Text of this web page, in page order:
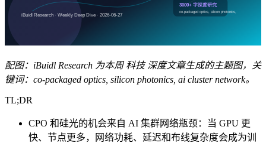
配图：iBuidl Research 为本周 科技 深度文章生成的主题图，关
键词：co-packaged optics, silicon photonics, ai cluster network。
TL;DR
CPO 和硅光的机会来自 AI 集群网络瓶颈：当 GPU 更
快、节点更多，网络功耗、延迟和布线复杂度会成为训